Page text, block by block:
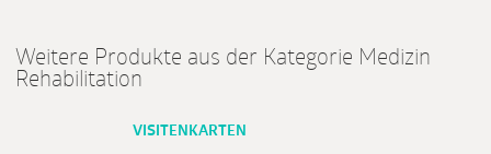
Weitere Produkte aus der Kategorie Medizin
Rehabilitation
VISITENKARTEN